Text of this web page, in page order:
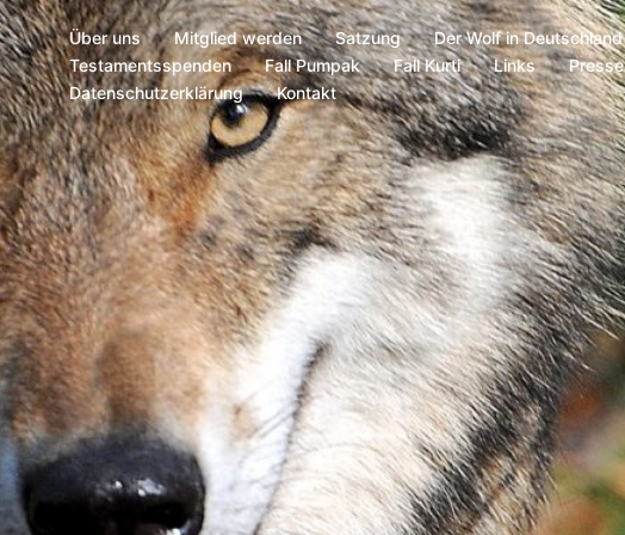
Über uns Mitglied werden Satzung Der Wolf in Deutschland
Testamentsspenden
Fall Pumpak Fall Kurti Links Presse
Datenschutzerklärung
Kontakt